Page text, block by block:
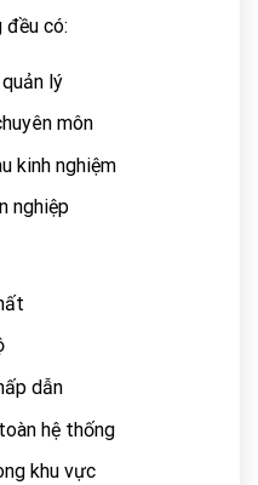
đều có:
lý
môn
kinh nghiệm
nghiệp
dẫn
hệ thống
khu vực